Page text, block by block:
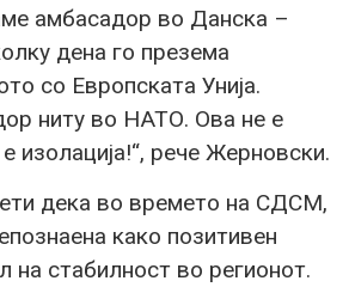
амбасадор во Данска –
дена го презема
со Европската Унија.
ниту во НАТО. Ова не е
е изолација!“, рече Жерновски.
дека во времето на СДСМ,
како позитивен
на стабилност во регионот.